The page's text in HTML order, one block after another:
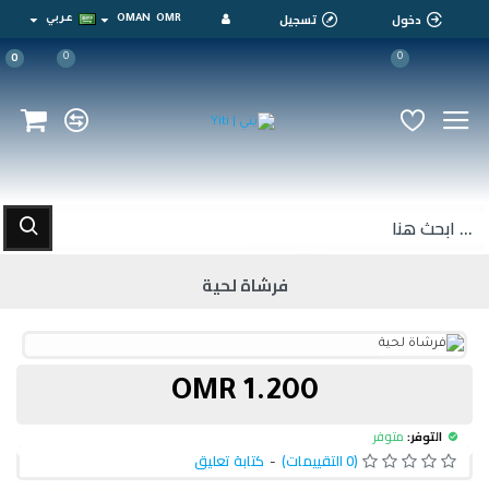
دخول تسجيل OMR
OMAN عربي
0
0
0
فرشاة لحية
التوفر: متوفر
(0 التقييمات) - كتابة تعليق
1.200 OMR